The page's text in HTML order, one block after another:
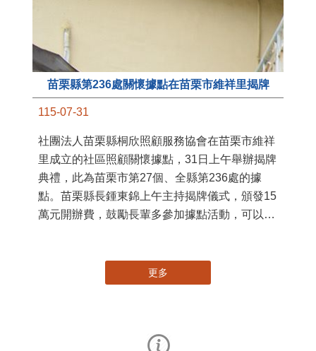
苗栗縣第236處關懷據點在苗栗市維祥里揭牌
115-07-31
社團法人苗栗縣桐欣照顧服務協會在苗栗市維祥
里成立的社區照顧關懷據點，31日上午舉辦揭牌
典禮，此為苗栗市第27個、全縣第236處的據
點。苗栗縣長鍾東錦上午主持揭牌儀式，頒發15
萬元開辦費，鼓勵長輩多參加據點活動，可以更